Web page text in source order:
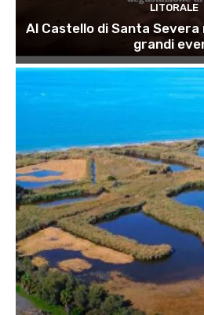
LITORALE
Al Castello di Santa
grandi